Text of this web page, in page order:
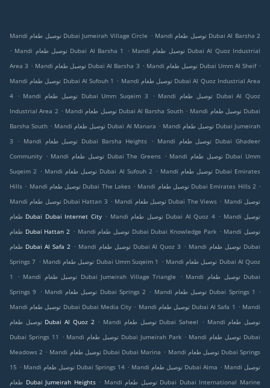
Mandi توصيل طعام Dubai Jumeirah Village Circle .
Mandi توصيل طعام Dubai Al Barsha 2
.
Mandi توصيل طعام Dubai Al Barsha 1 . Mandi توصيل طعام Dubai Al Quoz Industrial
Area 3 . Mandi توصيل طعام Dubai Al Barsha 3 . Mandi توصيل طعام Dubai Umm Al Sheif .
Mandi توصيل طعام Dubai Al Sufouh 1 . Mandi توصيل طعام Dubai Al Quoz Industrial Area
4
. Mandi توصيل طعام Dubai Umm Suqeim 3 . Mandi توصيل طعام Dubai Al Quoz
Industrial Area 2 . Mandi توصيل طعام Dubai Al Barsha South . Mandi توصيل طعام Dubai
Barsha South . Mandi توصيل طعام Dubai Al Manara . Mandi توصيل طعام Dubai Jumeirah
3
. Mandi توصيل طعام Dubai Barsha Heights . Mandi توصيل طعام Dubai Ghadeer
Community . Mandi توصيل طعام Dubai The Greens . Mandi توصيل طعام Dubai Umm
Suqeim 2 . Mandi توصيل طعام Dubai Al Sufouh 2 . Mandi توصيل طعام Dubai Emirates
Hills . Mandi توصيل طعام Dubai The Lakes . Mandi توصيل طعام Dubai Emirates Hills 2 .
Mandi توصيل طعام Dubai Hattan 3 . Mandi توصيل طعام Dubai The Views . Mandi توصيل
طعام Dubai Dubai Internet City . Mandi توصيل طعام Dubai Al Quoz 4 . Mandi توصيل
طعام Dubai Hattan 2 . Mandi توصيل طعام Dubai Dubai Knowledge Park . Mandi توصيل
طعام Dubai Al Safa 2 . Mandi توصيل طعام Dubai Al Quoz 3 . Mandi توصيل طعام Dubai
Springs 7 . Mandi توصيل طعام Dubai Umm Suqeim 1 . Mandi توصيل طعام Dubai Al Quoz
1
. Mandi توصيل طعام Dubai Jumeirah Village Triangle . Mandi توصيل طعام Dubai
Springs 9
. Mandi توصيل طعام Dubai Springs 2 . Mandi توصيل طعام Dubai Springs 1
.
Mandi توصيل طعام Dubai Dubai Media City . Mandi توصيل طعام Dubai Al Safa 1 . Mandi
توصيل طعام Dubai Al Quoz 2 . Mandi توصيل طعام Dubai Saheel . Mandi توصيل طعام
Dubai Springs 11
. Mandi توصيل طعام Dubai Jumeirah Park . Mandi توصيل طعام Dubai
Meadows 2 . Mandi توصيل طعام Dubai Dubai Marina . Mandi توصيل طعام Dubai Springs
15 . Mandi توصيل طعام Dubai Springs 14 . Mandi توصيل طعام Dubai Alma . Mandi توصيل
طعام Dubai Jumeirah Heights . Mandi توصيل طعام Dubai Dubai International Marine